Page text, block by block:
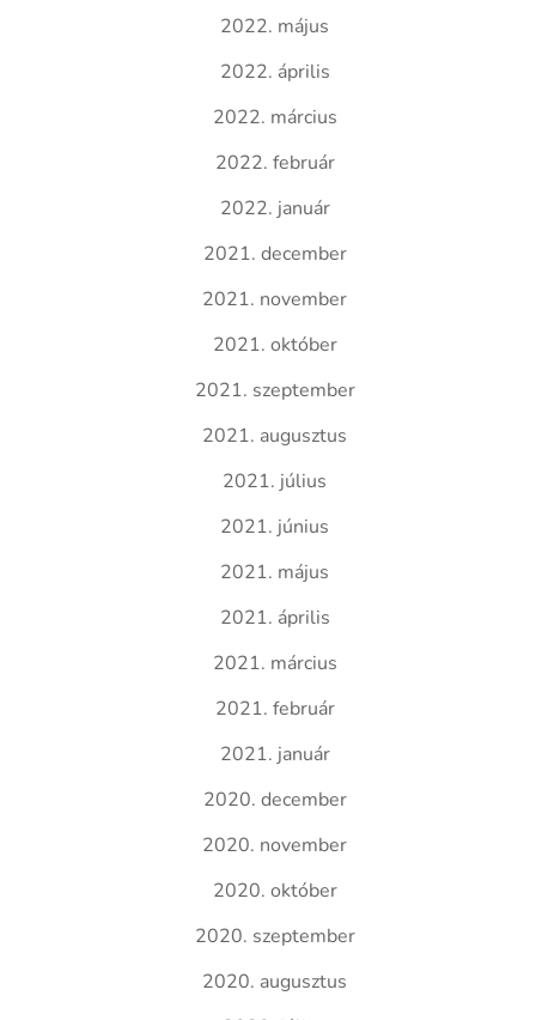
2022. május
2022. április
2022. március
2022. február
2022. január
2021. december
2021. november
2021. október
2021. szeptember
2021. augusztus
2021. július
2021. június
2021. május
2021. április
2021. március
2021. február
2021. január
2020. december
2020. november
2020. október
2020. szeptember
2020. augusztus